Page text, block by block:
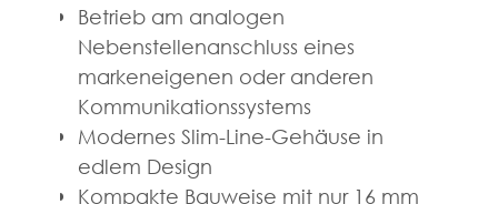
Betrieb am analogen
Nebenstellenanschluss eines
markeneigenen oder anderen
Kommunikationssystems
Modernes Slim-Line-Gehäuse in
edlem Design
Kompakte Bauweise mit nur 16 mm